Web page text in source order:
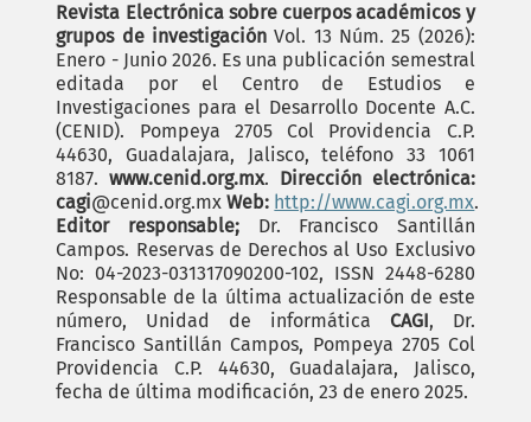
Revista Electrónica sobre cuerpos académicos y
grupos de investigación Vol. 13 Núm. 25 (2026):
Enero - Junio 2026. Es una publicación semestral
editada por el Centro de Estudios e
Investigaciones para el Desarrollo Docente A.C.
(CENID). Pompeya 2705 Col Providencia C.P.
44630, Guadalajara, Jalisco, teléfono 33 1061
8187.www.cenid.org.mx. Dirección electrónica:
cagi@cenid.org.mxWeb: http://www.cagi.org.mx.
Editor responsable;Dr. Francisco Santillán
Campos. Reservas de Derechos al Uso Exclusivo
No: 04-2023-031317090200-102, ISSN 2448-6280
Responsable de la última actualización de este
número, Unidad de informática CAGI, Dr.
Francisco Santillán Campos, Pompeya 2705 Col
Providencia C.P. 44630, Guadalajara, Jalisco,
fecha de última modificación, 23 de enero 2025.